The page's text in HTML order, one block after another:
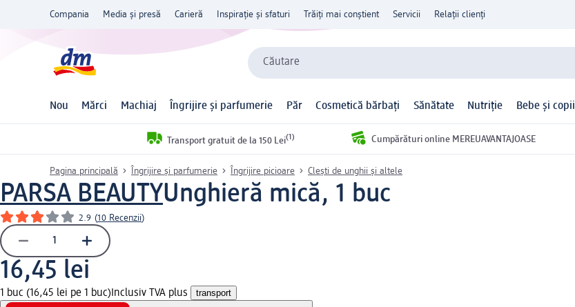
Compania Media și presă Carieră Inspirație și sfaturi Trăiți mai conștient Servicii Relații clienți
Căutare
Nou Mărci Machiaj Îngrijire și parfumerie Păr Cosmetică bărbați Sănătate Nutriție Bebe și copii
Transport gratuit de la 150 Lei(1) Cumpărături online MEREUAVANTAJOASE
Pagina principală Îngrijire și parfumerie Îngrijire picioare Clești de unghii și altele
PARSA BEAUTYUnghieră mică, 1 buc
2.9 (10 Recenzii)
16,45 lei
1 buc (16,45 lei pe 1 buc) Inclusiv TVA plus transport